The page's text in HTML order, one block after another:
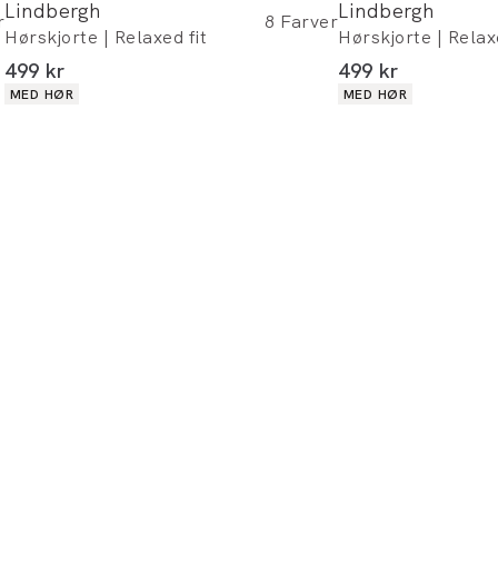
alle butikker og online.
Lindbergh
Hørskjorte | Relaxed fit
8 Farver
I alt (inkl. rabat)
499 kr
Produkt egenskaber
MED HØR
Lindbergh
Hørskjorte |
I alt (inkl. rabat)
499 kr
Produkt
MED HØR